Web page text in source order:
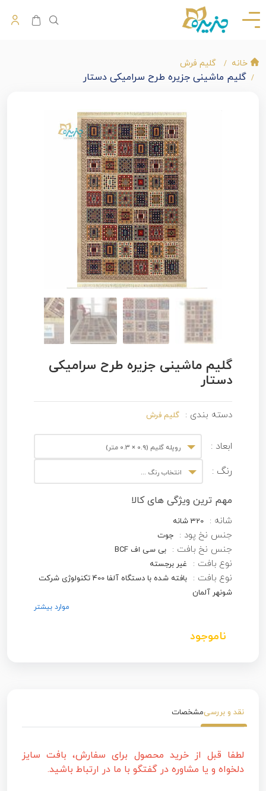
خانه گلیم فرش
گلیم ماشینی جزیره طرح سرامیکی دستار
گلیم ماشینی جزیره طرح سرامیکی
دستار
دسته بندی : گلیم فرش
ابعاد : روپله گلیم (0.9 × 0.3 متر)
رنگ : انتخاب رنگ ...
مهم ترین ویژگی های کالا
شانه : 320 شانه
جنس نخ پود : جوت
جنس نخ بافت : بی سی اف BCF
نوع بافت : غیر برجسته
نوع بافت :
بافته شده با دستگاه آلفا 400 تکنولوژی شرکت
شونهر آلمان
موارد بیشتر
ناموجود
نقد و بررسیمشخصات
لطفا قبل از خرید محصول برای سفارش، بافت سایز
دلخواه و یا مشاوره در گفتگو با ما در ارتباط باشید.